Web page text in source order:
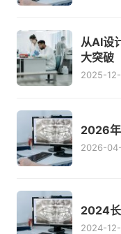
从AI设
大突破
2025-
2026
2026-
2024
2024-